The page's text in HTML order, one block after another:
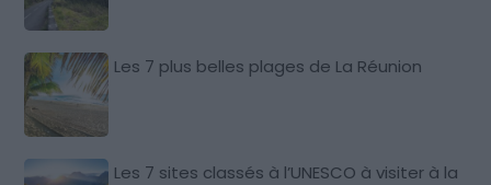
Les 7 plus belles plages de La Réunion
Les 7 sites classés à l’UNESCO à visiter à la